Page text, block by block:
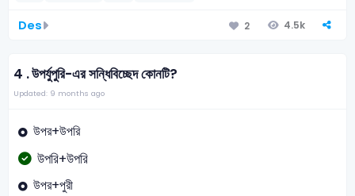
Des 2 4.5k
4 .উপর্যুপুরি-এর সন্ধিবিচ্ছেদ কোনটি?
Updated: 9 months ago
উপর+উপরি
উপরি+উপরি
উপর+পুরী